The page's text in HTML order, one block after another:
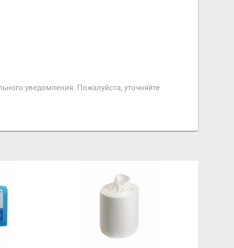
уведомления. Пожалуйста, уточняйте